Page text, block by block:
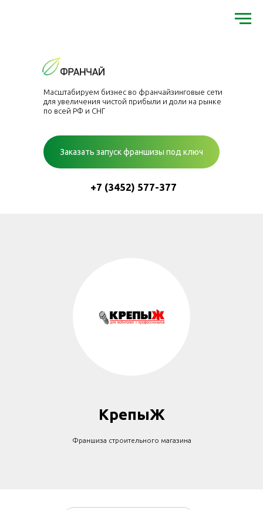
Масштабируем бизнес во франчайзинговые сети
для увеличения чистой прибыли и доли на рынке
по всей РФ и СНГ
+7 (3452) 577-377
Заказать запуск франшизы под ключ
КрепыЖ
Франшиза строительного магазина